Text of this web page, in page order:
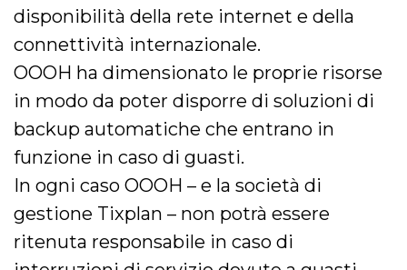
disponibilità della rete internet e della
connettività internazionale.
OOOH ha dimensionato le proprie risorse
in modo da poter disporre di soluzioni di
backup automatiche che entrano in
funzione in caso di guasti.
In ogni caso OOOH – e la società di
gestione Tixplan – non potrà essere
ritenuta responsabile in caso di